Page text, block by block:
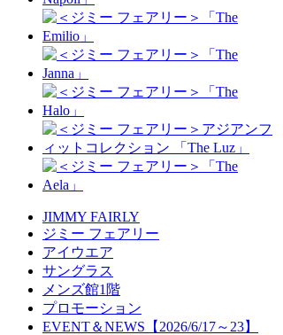
JIMMY FAIRLY
ジミー フェアリー
アイウエア
サングラス
メンズ館1階
プロモーション
EVENT＆NEWS【2026/6/17～23】